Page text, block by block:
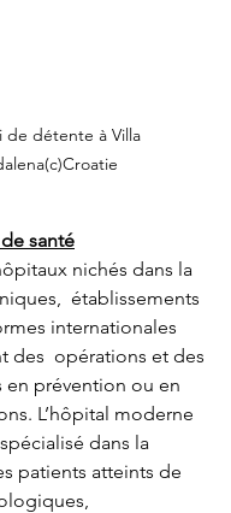
de détente à Villa
santé
nichés dans la
établissements
internationales
des  opérations et des
en prévention ou en
L’hôpital moderne
dans la
patients atteints de